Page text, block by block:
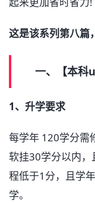
这是该系列第八篇
一、【本科
1、升学要求
每学年 120学分需
软挂30学分以内
程低于1分，且学
学。